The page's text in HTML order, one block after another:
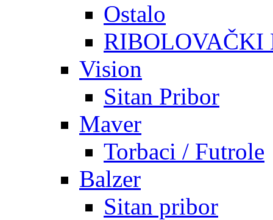
Ostalo
RIBOLOVAČKI
Vision
Sitan Pribor
Maver
Torbaci / Futrole
Balzer
Sitan pribor